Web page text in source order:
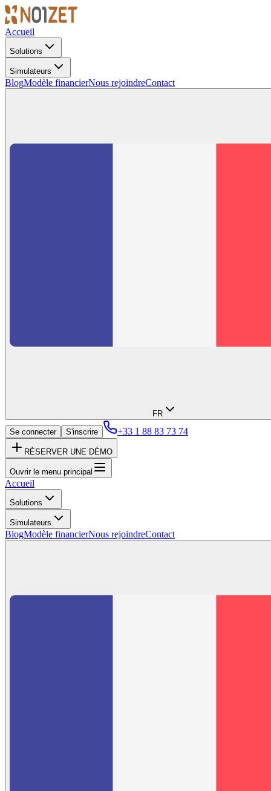
Accueil
Solutions
Simulateurs
BlogModèle financierNous rejoindreContact
FR
Se connecter
S'inscrire +33 1 88 83 73 74
RÉSERVER UNE DÉMO
Ouvrir le menu principal
Accueil
Solutions
Simulateurs
BlogModèle financierNous rejoindreContact